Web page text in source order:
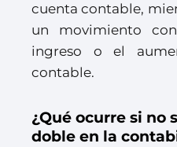
cuenta contable,
un movimiento
ingreso o el
contable.
¿Qué ocurre si no
doble en la